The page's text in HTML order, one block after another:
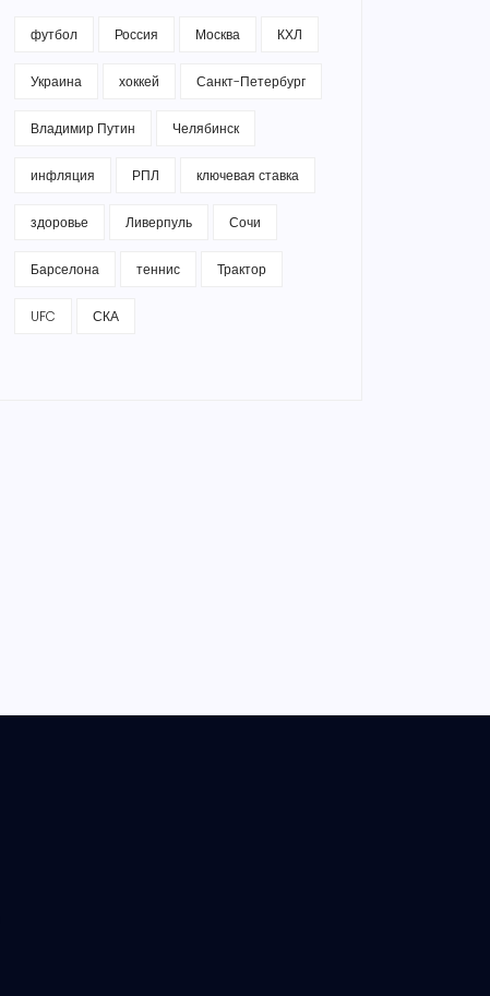
футбол Россия Москва КХЛ
Украина хоккей Санкт-Петербург
Владимир Путин Челябинск
инфляция РПЛ ключевая ставка
здоровье Ливерпуль Сочи
Барселона теннис Трактор
UFC СКА